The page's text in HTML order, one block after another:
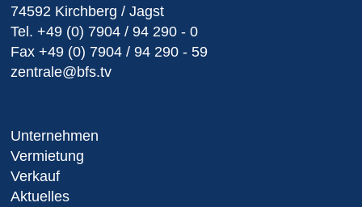
74592 Kirchberg / Jagst
Tel. +49 (0) 7904 / 94 290 - 0
Fax +49 (0) 7904 / 94 290 - 59
zentrale@bfs.tv
Unternehmen
Vermietung
Verkauf
Aktuelles